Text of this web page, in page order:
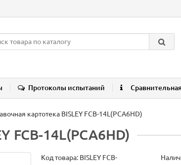
Протоколы испытаний
картотека BISLEY FCB-14L(PCA6HD)
FCB-14L(PCA6HD)
Код товара: BISLEY FCB-